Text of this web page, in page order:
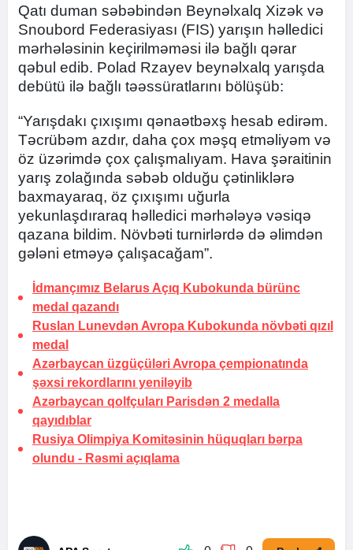
Qatı duman səbəbindən Beynəlxalq Xizək və
Snoubord Federasiyası (FIS) yarışın həlledici
mərhələsinin keçirilməməsi ilə bağlı qərar
qəbul edib. Polad Rzayev beynəlxalq yarışda
debütü ilə bağlı təəssüratlarını bölüşüb:
“Yarışdakı çıxışımı qənaətbəxş hesab edirəm.
Təcrübəm azdır, daha çox məşq etməliyəm və
öz üzərimdə çox çalışmalıyam. Hava şəraitinin
yarış zolağında səbəb olduğu çətinliklərə
baxmayaraq, öz çıxışımı uğurla
yekunlaşdıraraq həlledici mərhələyə vəsiqə
qazana bildim. Növbəti turnirlərdə də əlimdən
gələni etməyə çalışacağam”.
İdmançımız Belarus Açıq Kubokunda bürünc
medal qazandı
Ruslan Lunevdən Avropa Kubokunda növbəti qızıl
medal
Azərbaycan üzgüçüləri Avropa çempionatında
şəxsi rekordlarını yeniləyib
Azərbaycan qolfçuları Parisdən 2 medalla
qayıdıblar
Rusiya Olimpiya Komitəsinin hüquqları bərpa
olundu - Rəsmi açıqlama